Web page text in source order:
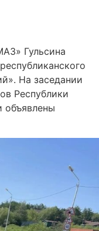
Гульсина
На заседании
Республики
объявлены